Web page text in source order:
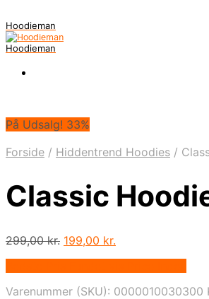
Hoodieman
Hoodieman
På Udsalg! 33%
Forside / Hiddentrend Hoodies /
Classic
299,00kr. Den
299,00 kr..
199,00 kr.
199,00 kr..
Varenummer (SKU): 0000010030300